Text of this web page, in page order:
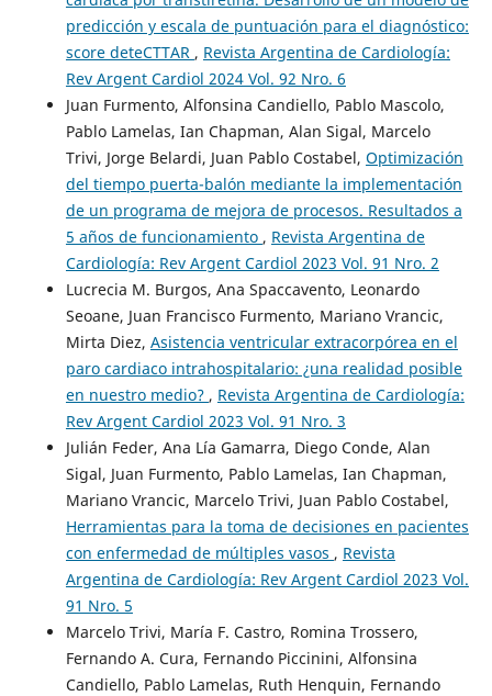
predicción y escala de puntuación para el diagnóstico:
score deteCTTAR , Revista Argentina de Cardiología:
Rev Argent Cardiol 2024 Vol. 92 Nro. 6
Juan Furmento, Alfonsina Candiello, Pablo Mascolo,
Pablo Lamelas, Ian Chapman, Alan Sigal, Marcelo
Trivi, Jorge Belardi, Juan Pablo Costabel, Optimización
del tiempo puerta-balón mediante la implementación
de un programa de mejora de procesos. Resultados a
5 años de funcionamiento , Revista Argentina de
Cardiología: Rev Argent Cardiol 2023 Vol. 91 Nro. 2
Lucrecia M. Burgos, Ana Spaccavento, Leonardo
Seoane, Juan Francisco Furmento, Mariano Vrancic,
Mirta Diez, Asistencia ventricular extracorpórea en el
paro cardiaco intrahospitalario: ¿una realidad posible
en nuestro medio? , Revista Argentina de Cardiología:
Rev Argent Cardiol 2023 Vol. 91 Nro. 3
Julián Feder, Ana Lía Gamarra, Diego Conde, Alan
Sigal, Juan Furmento, Pablo Lamelas, Ian Chapman,
Mariano Vrancic, Marcelo Trivi, Juan Pablo Costabel,
Herramientas para la toma de decisiones en pacientes
con enfermedad de múltiples vasos , Revista
Argentina de Cardiología: Rev Argent Cardiol 2023 Vol.
91 Nro. 5
Marcelo Trivi, María F. Castro, Romina Trossero,
Fernando A. Cura, Fernando Piccinini, Alfonsina
Candiello, Pablo Lamelas, Ruth Henquin, Fernando